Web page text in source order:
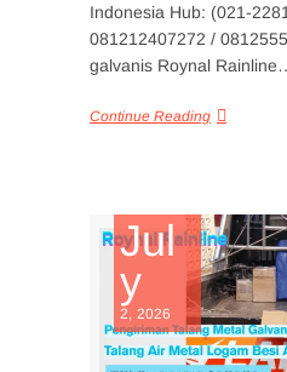
Indonesia Hub: (021-
081212407272 /
galvanis Roynal
Continue Reading
Jul
y
2, 2026